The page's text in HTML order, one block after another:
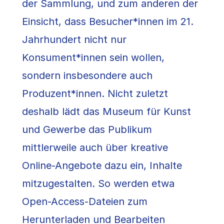
der Sammlung, und zum anderen der
Einsicht, dass Besucher*innen im 21.
Jahrhundert nicht nur
Konsument*innen sein wollen,
sondern insbesondere auch
Produzent*innen. Nicht zuletzt
deshalb lädt das Museum für Kunst
und Gewerbe das Publikum
mittlerweile auch über kreative
Online-Angebote dazu ein, Inhalte
mitzugestalten. So werden etwa
Open-Access-Dateien zum
Herunterladen und Bearbeiten